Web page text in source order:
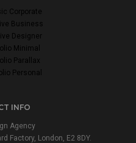
Corporate
Business
Designer
Minimal
Parallax
Personal
INFO
Agency
Factory, London, E2 8DY.